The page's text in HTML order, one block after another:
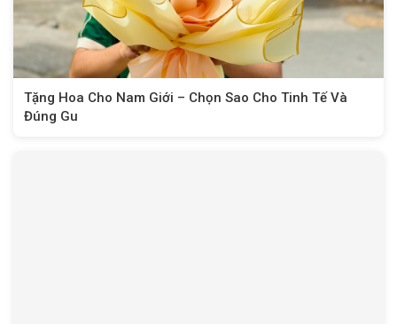
Tặng Hoa Cho Nam Giới – Chọn Sao Cho Tinh Tế Và
Đúng Gu